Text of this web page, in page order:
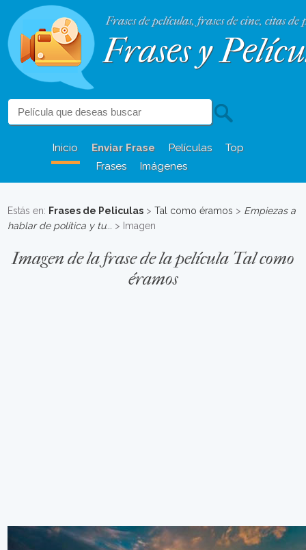
Frases de películas, frases de cine, citas de
Frases y
Inicio Enviar Frase Películas
Top
Frases
Imágenes
Estás en: Frases de Peliculas >Tal como éramos > Empiezas a
hablar de política y tu... > Imagen
Imagen de la frase de la película Tal como
éramos